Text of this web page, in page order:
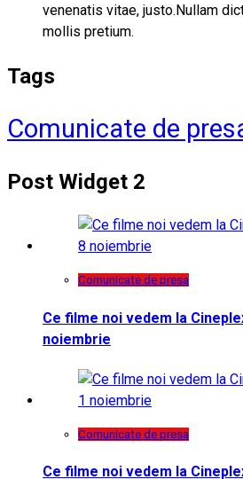
venenatis vitae, justo.Nullam
mollis pretium.
Tags
Comunicate de
Post Widget 2
Comunicate de presa
Ce filme noi vedem la
noiembrie
Comunicate de presa
Ce filme noi vedem la